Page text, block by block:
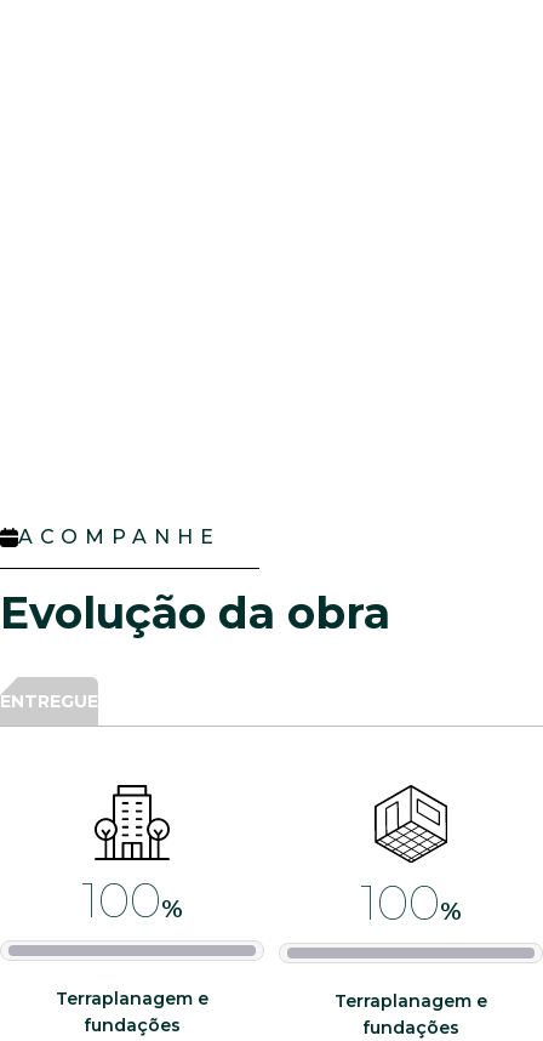
ACOMPANHE
Evolução da obra
ENTREGUE
100%
Terraplanagem e
fundações
100%
Terraplanagem e
fundações